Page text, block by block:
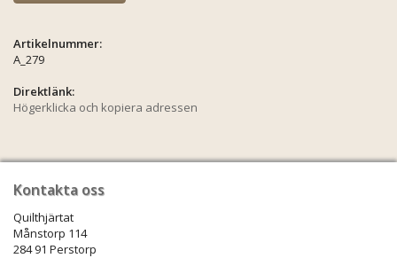
Artikelnummer:
A_279
Direktlänk:
Högerklicka och kopiera adressen
Kontakta oss
Quilthjärtat
Månstorp 114
284 91 Perstorp